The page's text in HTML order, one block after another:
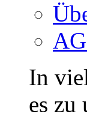
In
es zu